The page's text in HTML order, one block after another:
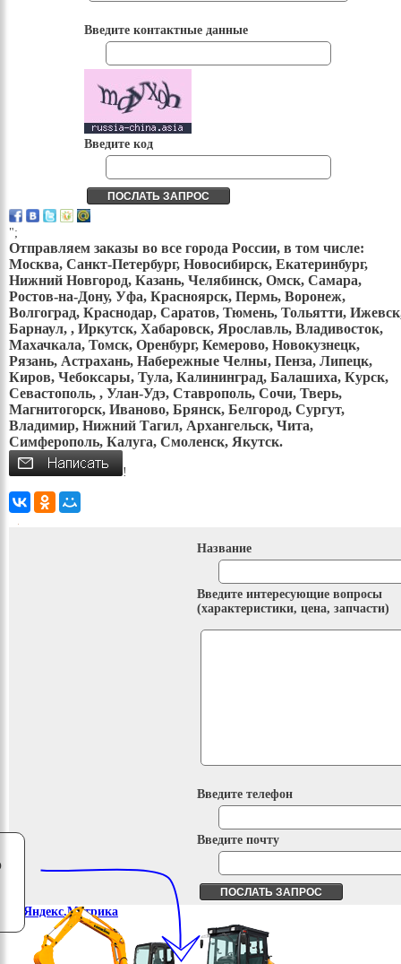
Введите контактные данные
Введите код
";
Отправляем заказы во все города России, в том числе:
Москва, Санкт-Петербург, Новосибирск, Екатеринбург,
Нижний Новгород, Казань, Челябинск, Омск, Самара,
Ростов-на-Дону, Уфа, Красноярск, Пермь, Воронеж,
Волгоград, Краснодар, Саратов, Тюмень, Тольятти,
Барнаул, , Иркутск, Хабаровск, Ярославль, Владивосток,
Махачкала, Томск, Оренбург, Кемерово, Новокузнецк,
Рязань, Астрахань, Набережные Челны, Пенза, Липецк,
Киров, Чебоксары, Тула, Калининград, Балашиха, Курск,
Севастополь, , Улан-Удэ, Ставрополь, Сочи, Тверь,
Магнитогорск, Иваново, Брянск, Белгород, Сургут,
Владимир, Нижний Тагил, Архангельск, Чита,
Симферополь, Калуга, Смоленск, Якутск.
!
Название
Введите интересующие вопросы
(характеристики, цена, запчасти)
Введите телефон
Введите почту